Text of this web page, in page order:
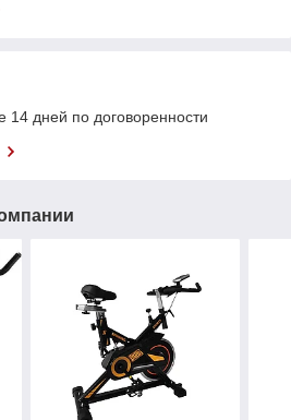
14 дней по договоренности